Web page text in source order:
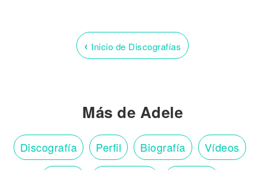
‹ Inicio de Discografías
Más de Adele
Discografía Perfil Biografía Vídeos